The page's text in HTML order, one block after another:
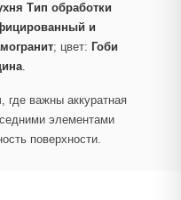
Тип обработки
и
; цвет: Гоби
.
где важны аккуратная
элементами
поверхности.